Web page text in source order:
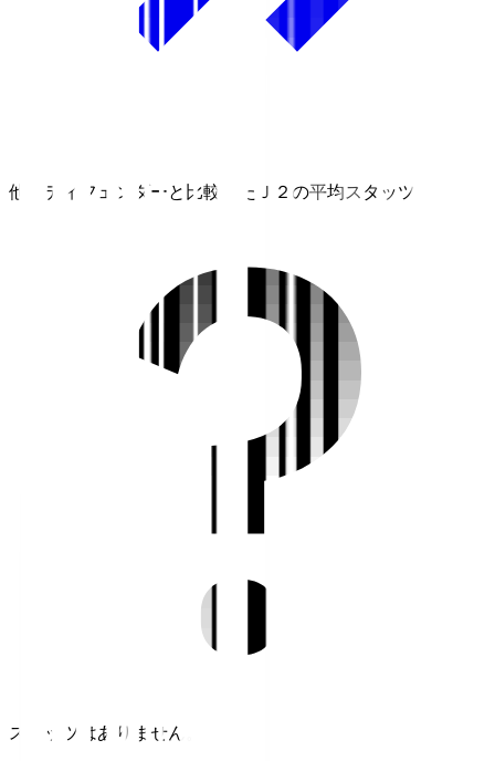
他のディフェンダーと比較したＪ２の平均スタッツ
スタッツはありません。